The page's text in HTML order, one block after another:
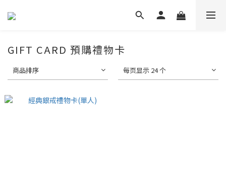
GIFT CARD 預購禮物卡
商品排序 每页显示 24 个